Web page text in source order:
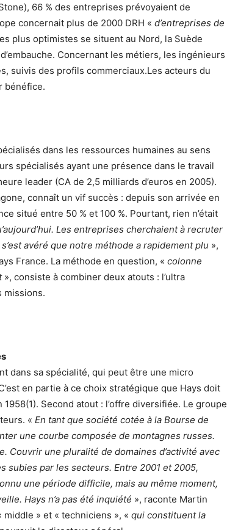
66 % des entreprises prévoyaient de
concernait plus de 2000 DRH « d’entreprises de
plus optimistes se situent au Nord, la Suède
Concernant les métiers, les ingénieurs
suivis des profils commerciaux.Les acteurs du
bénéfice.
dans les ressources humaines au sens
spécialisés ayant une présence dans le travail
leader (CA de 2,5 milliards d’euros en 2005).
connaît un vif succès : depuis son arrivée en
situé entre 50 % et 100 %. Pourtant, rien n’était
Les entreprises cherchaient à recruter
avéré que notre méthode a rapidement plu »,
France. La méthode en question, « colonne
», consiste à combiner deux atouts : l’ultra
missions.
dans sa spécialité, qui peut être une micro
en partie à ce choix stratégique que Hays doit
Second atout : l’offre diversifiée. Le groupe
« En tant que société cotée à la Bourse de
une courbe composée de montagnes russes.
Couvrir une pluralité de domaines d’activité avec
par les secteurs. Entre 2001 et 2005,
une période difficile, mais au même moment,
Hays n’a pas été inquiété », raconte Martin
» et « techniciens », « qui constituent la